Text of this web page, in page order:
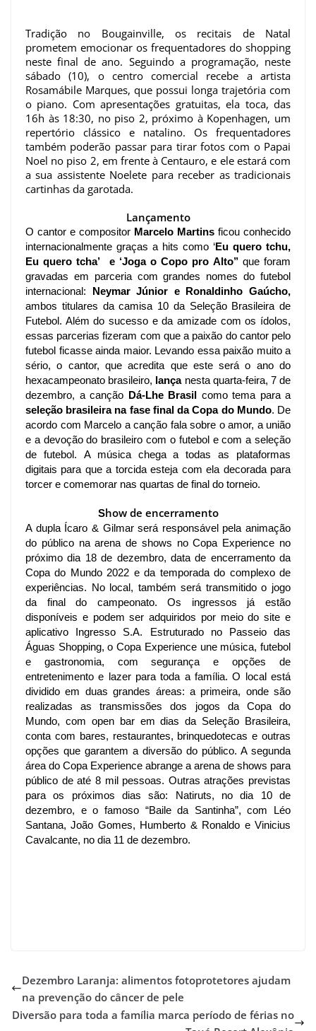
Tradição no Bougainville, os recitais de Natal
prometem emocionar os frequentadores do shopping
neste final de ano. Seguindo a programação, neste
sábado (10), o centro comercial recebe a artista
Rosamábile Marques, que possui longa trajetória com
o piano. Com apresentações gratuitas, ela toca, das
16h às 18:30, no piso 2, próximo à Kopenhagen, um
repertório clássico e natalino. Os frequentadores
também poderão passar para tirar fotos com o Papai
Noel no piso 2, em frente à Centauro, e ele estará com
a sua assistente Noelete para receber as tradicionais
cartinhas da garotada.
Lançamento
O cantor e compositor Marcelo Martins ficou conhecido
internacionalmente graças a hits como ‘Eu quero tchu,
Eu quero tcha’  e ‘Joga o Copo pro Alto’’ que foram
gravadas em parceria com grandes nomes do futebol
internacional:
Neymar Júnior e Ronaldinho Gaúcho,
ambos titulares da camisa 10 da Seleção Brasileira de
Futebol. Além do sucesso e da amizade com os ídolos,
essas parcerias fizeram com que a paixão do cantor pelo
futebol ficasse ainda maior. Levando essa paixão muito a
sério, o cantor, que acredita que este será o ano do
hexacampeonato brasileiro, lança nesta quarta-feira, 7 de
dezembro, a canção
Dá-Lhe Brasil
seleção brasileira na fase final da Copa do Mundo. De
acordo com Marcelo a canção fala sobre o amor, a união
e a devoção do brasileiro com o futebol e com a seleção
de futebol. A música chega a todas as plataformas
digitais para que a torcida esteja com ela decorada para
torcer e comemorar nas quartas de final do torneio.
Show de encerramento
A dupla Ícaro & Gilmar será responsável pela animação
do público na arena de shows no Copa Experience no
próximo dia 18 de dezembro, data de encerramento da
Copa do Mundo 2022 e da temporada do complexo de
experiências. No local, também será transmitido o jogo
da final do campeonato. Os ingressos já estão
disponíveis e podem ser adquiridos por meio do site e
aplicativo Ingresso S.A. Estruturado no Passeio das
Águas Shopping, o Copa Experience une música, futebol
e gastronomia, com segurança e opções de
entretenimento e lazer para toda a família. O local está
dividido em duas grandes áreas: a primeira, onde são
realizadas as transmissões dos jogos da Copa do
Mundo, com open bar em dias da Seleção Brasileira,
conta com bares, restaurantes, brinquedotecas e outras
opções que garantem a diversão do público. A segunda
área do Copa Experience abrange a arena de shows para
público de até 8 mil pessoas. Outras atrações previstas
para os próximos dias são: Natiruts, no dia 10 de
dezembro, e o famoso “Baile da Santinha”, com Léo
Santana, João Gomes, Humberto & Ronaldo e Vinicius
Cavalcante, no dia 11 de dezembro.
Dezembro Laranja: alimentos fotoprotetores ajudam
na prevenção do câncer de pele
Diversão para toda a família marca período de férias no